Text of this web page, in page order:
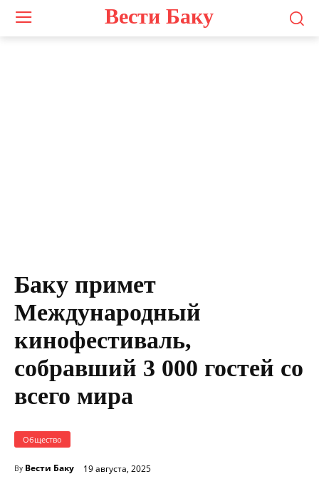
Вести Баку
Баку примет
Международный
кинофестиваль,
собравший 3 000 гостей со
всего мира
Общество
By Вести Баку 19 августа, 2025